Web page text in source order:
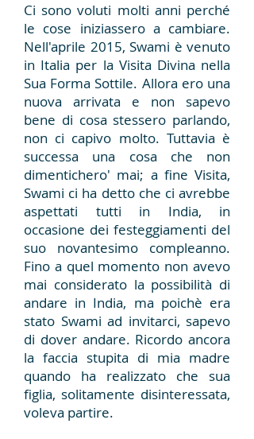
Ci sono voluti molti anni perché
le cose iniziassero a cambiare.
Nell'aprile 2015, Swami è venuto
in Italia per la Visita Divina nella
Sua Forma Sottile. Allora ero una
nuova arrivata e non sapevo
bene di cosa stessero parlando,
non ci capivo molto. Tuttavia è
successa una cosa che non
dimentichero' mai; a fine Visita,
Swami ci ha detto che ci avrebbe
aspettati tutti in India, in
occasione dei festeggiamenti del
suo novantesimo compleanno.
Fino a quel momento non avevo
mai considerato la possibilità di
andare in India, ma poichè era
stato Swami ad invitarci, sapevo
di dover andare. Ricordo ancora
la faccia stupita di mia madre
quando ha realizzato che sua
figlia, solitamente disinteressata,
voleva partire.